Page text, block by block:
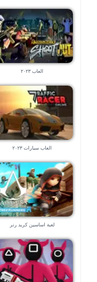
العاب ٢٠٢٣
العاب سيارات ٢٠٢٣
لعبة اساسين كريد رنر